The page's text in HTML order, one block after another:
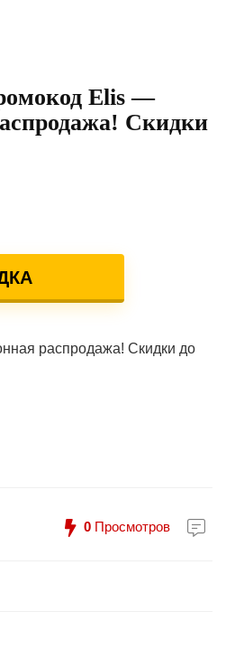
Elis —
Скидки
распродажа! Скидки до
0 Просмотров